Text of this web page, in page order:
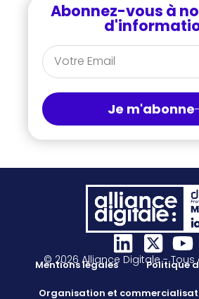
Abonnez-vous à
Je m'abonne
© 2026 Alliance Digitale -
Mentions légales Politique
Organisation et